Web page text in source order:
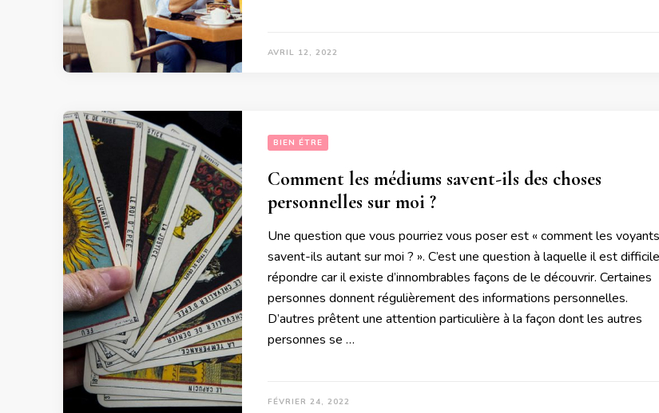
AVRIL 12, 2022
BIEN ÉTRE
Comment les médiums savent-ils des choses
personnelles sur moi ?
Une question que vous pourriez vous poser est « comment les
savent-ils autant sur moi ? ». C’est une question à laquelle il est
répondre car il existe d’innombrables façons de le découvrir. Certaines
personnes donnent régulièrement des informations personnelles.
D’autres prêtent une attention particulière à la façon dont les autres
personnes se …
FÉVRIER 24, 2022